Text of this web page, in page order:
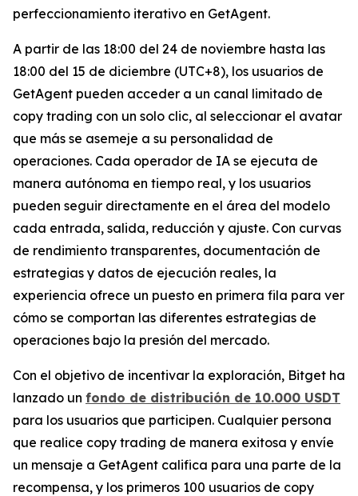
perfeccionamiento iterativo en GetAgent.
A partir de las 18:00 del 24 de noviembre hasta las
18:00 del 15 de diciembre (UTC+8), los usuarios de
GetAgent pueden acceder a un canal limitado de
copy trading con un solo clic, al seleccionar el avatar
que más se asemeje a su personalidad de
operaciones. Cada operador de IA se ejecuta de
manera autónoma en tiempo real, y los usuarios
pueden seguir directamente en el área del modelo
cada entrada, salida, reducción y ajuste. Con curvas
de rendimiento transparentes, documentación de
estrategias y datos de ejecución reales, la
experiencia ofrece un puesto en primera fila para ver
cómo se comportan las diferentes estrategias de
operaciones bajo la presión del mercado.
Con el objetivo de incentivar la exploración, Bitget ha
lanzado un fondo de distribución de 10.000 USDT
para los usuarios que participen. Cualquier persona
que realice copy trading de manera exitosa y envíe
un mensaje a GetAgent califica para una parte de la
recompensa, y los primeros 100 usuarios de copy